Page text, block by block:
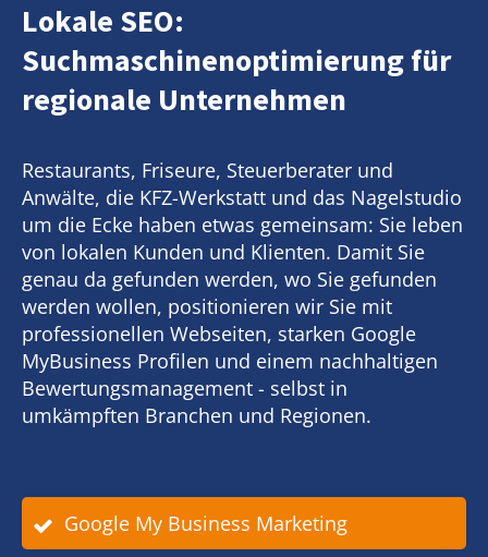
Lokale SEO:
Suchmaschinenoptimierung für
regionale Unternehmen
Restaurants, Friseure, Steuerberater und
Anwälte, die KFZ-Werkstatt und das Nagelstudio
um die Ecke haben etwas gemeinsam: Sie leben
von lokalen Kunden und Klienten. Damit Sie
genau da gefunden werden, wo Sie gefunden
werden wollen, positionieren wir Sie mit
professionellen Webseiten, starken Google
MyBusiness Profilen und einem nachhaltigen
Bewertungsmanagement - selbst in
umkämpften Branchen und Regionen.
Google My Business Marketing